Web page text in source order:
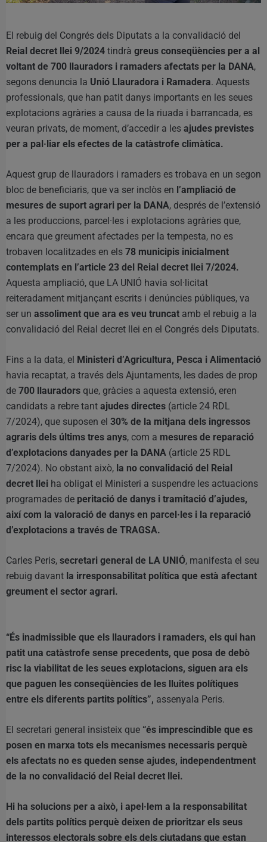
El rebuig del Congrés dels Diputats a la convalidació del
Reial decret llei 9/2024 tindrà greus conseqüències per a al
voltant de 700 llauradors i ramaders afectats per la DANA,
segons denuncia la Unió Llauradora i Ramadera. Aquests
professionals, que han patit danys importants en les seues
explotacions agràries a causa de la riuada i barrancada, es
veuran privats, de moment, d’accedir a les ajudes previstes
per a pal·liar els efectes de la catàstrofe climàtica.
Aquest grup de llauradors i ramaders es trobava en un segon
bloc de beneficiaris, que va ser inclòs en l’ampliació de
mesures de suport agrari per la DANA, després de l’extensió
a les produccions, parcel·les i explotacions agràries que,
encara que greument afectades per la tempesta, no es
trobaven localitzades en els 78 municipis inicialment
contemplats en l’article 23 del Reial decret llei 7/2024.
Aquesta ampliació, que LA UNIÓ havia sol·licitat
reiteradament mitjançant escrits i denúncies públiques, va
ser un assoliment que ara es veu truncat amb el rebuig a la
convalidació del Reial decret llei en el Congrés dels Diputats.
Fins a la data, el Ministeri d’Agricultura, Pesca i Alimentació
havia recaptat, a través dels Ajuntaments, les dades de prop
de 700 llauradors que, gràcies a aquesta extensió, eren
candidats a rebre tant ajudes directes (article 24 RDL
7/2024), que suposen el 30% de la mitjana dels ingressos
agraris dels últims tres anys, com a mesures de reparació
d’explotacions danyades per la DANA (article 25 RDL
7/2024). No obstant això, la no convalidació del Reial
decret llei ha obligat el Ministeri a suspendre les actuacions
programades de peritació de danys i tramitació d’ajudes,
així com la valoració de danys en parcel·les i la reparació
d’explotacions a través de TRAGSA.
Carles Peris, secretari general de LA UNIÓ, manifesta el seu
rebuig davant la irresponsabilitat política que està afectant
greument el sector agrari.
“És inadmissible que els llauradors i ramaders, els qui han
patit una catàstrofe sense precedents, que posa de debò
risc la viabilitat de les seues explotacions, siguen ara els
que paguen les conseqüències de les lluites polítiques
entre els diferents partits polítics”, assenyala Peris.
El secretari general insisteix que “és imprescindible que es
posen en marxa tots els mecanismes necessaris perquè
els afectats no es queden sense ajudes, independentment
de la no convalidació del Reial decret llei.
Hi ha solucions per a això, i apel·lem a la responsabilitat
dels partits polítics perquè deixen de prioritzar els seus
interessos electorals sobre els dels ciutadans que estan